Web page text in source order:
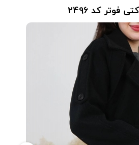
فوتر کد 2496